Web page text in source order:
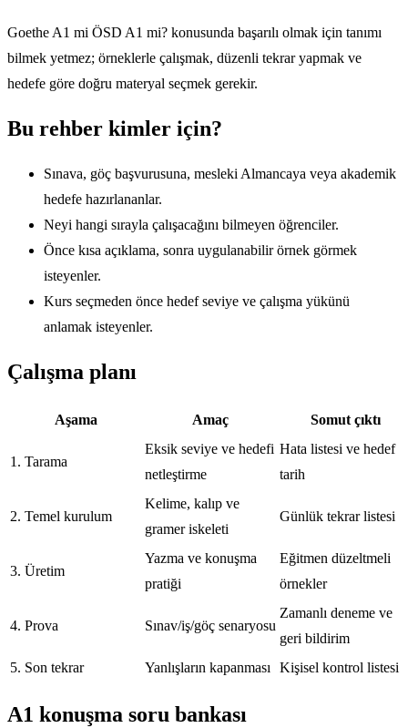
Goethe A1 mi ÖSD A1 mi? konusunda başarılı olmak için tanımı
bilmek yetmez; örneklerle çalışmak, düzenli tekrar yapmak ve
hedefe göre doğru materyal seçmek gerekir.
Bu rehber kimler için?
Sınava, göç başvurusuna, mesleki Almancaya veya akademik
hedefe hazırlananlar.
Neyi hangi sırayla çalışacağını bilmeyen öğrenciler.
Önce kısa açıklama, sonra uygulanabilir örnek görmek
isteyenler.
Kurs seçmeden önce hedef seviye ve çalışma yükünü
anlamak isteyenler.
Çalışma planı
Aşama Amaç Somut çıktı
1. Tarama
Eksik seviye ve hedefi
netleştirme
Hata listesi ve hedef
tarih
2. Temel kurulum
Kelime, kalıp ve
gramer iskeleti
Günlük tekrar listesi
3. Üretim
Yazma ve konuşma
pratiği
Eğitmen düzeltmeli
örnekler
4. Prova Sınav/iş/göç senaryosu
Zamanlı deneme ve
geri bildirim
5. Son tekrar
Yanlışların kapanması Kişisel kontrol listesi
A1 konuşma soru bankası